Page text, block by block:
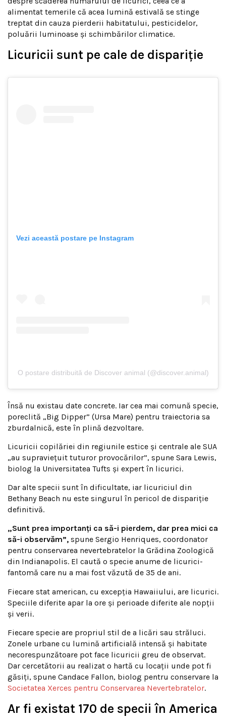
alimentat temerile că acea lumină estivală se stinge
treptat din cauza pierderii habitatului, pesticidelor,
poluării luminoase și schimbărilor climatice.
Licuricii sunt pe cale de dispariție
Vezi această postare pe Instagram
O postare distribuită de Discover animal (@discover.animal)
Însă nu existau date concrete. Iar cea mai comună specie,
poreclită „Big Dipper” (Ursa Mare) pentru traiectoria sa
zburdalnică, este în plină dezvoltare.
Licuricii copilăriei din regiunile estice și centrale ale SUA
„au supraviețuit tuturor provocărilor”, spune Sara Lewis,
biolog la Universitatea Tufts și expert în licurici.
Dar alte specii sunt în dificultate, iar licuriciul din
Bethany Beach nu este singurul în pericol de dispariție
definitivă.
„Sunt prea importanți ca să-i pierdem, dar prea mici ca
să-i observăm”, spune Sergio Henriques, coordonator
pentru conservarea nevertebratelor la Grădina Zoologică
din Indianapolis. El caută o specie anume de licurici-
fantomă care nu a mai fost văzută de 35 de ani.
Fiecare stat american, cu excepția Hawaiiului, are licurici.
Speciile diferite apar la ore și perioade diferite ale nopții
și verii.
Fiecare specie are propriul stil de a licări sau străluci.
Zonele urbane cu lumină artificială intensă și habitate
necorespunzătoare pot face licuricii greu de observat.
Dar cercetătorii au realizat o hartă cu locații unde pot fi
găsiți, spune Candace Fallon, biolog pentru conservare la
Societatea Xerces pentru Conservarea Nevertebratelor.
Ar fi existat 170 de specii în America